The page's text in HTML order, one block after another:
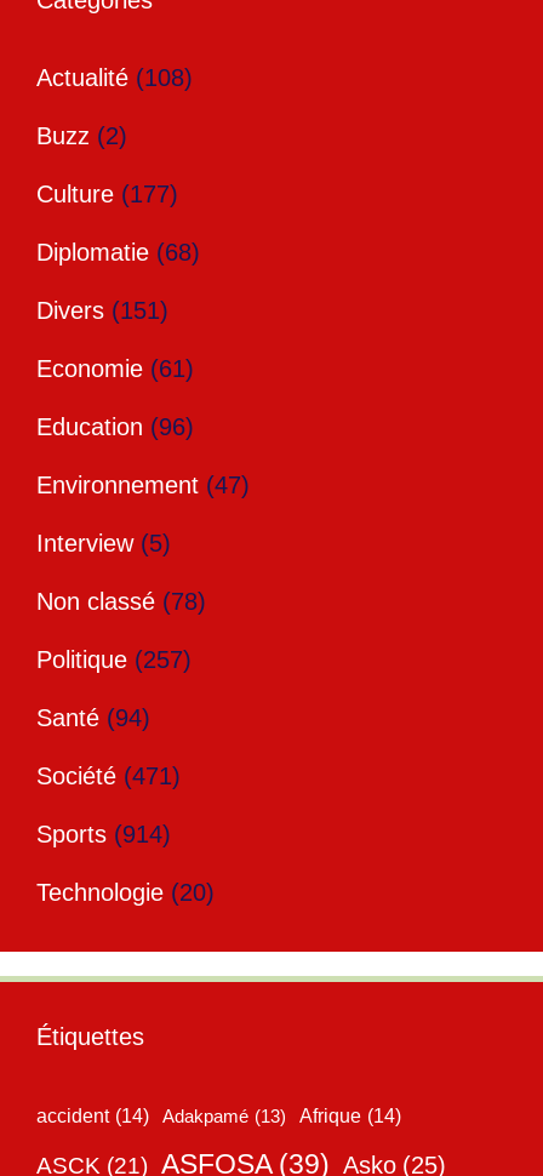
Actualité (108)
Buzz (2)
Culture (177)
Diplomatie (68)
Divers (151)
Economie (61)
Education (96)
Environnement (47)
Interview(5)
Non classé (78)
Politique (257)
Santé (94)
Société (471)
Sports (914)
Technologie (20)
Étiquettes
accident (14) Adakpamé (13) Afrique (14)
ASCK (21) ASFOSA (39) Asko (25)